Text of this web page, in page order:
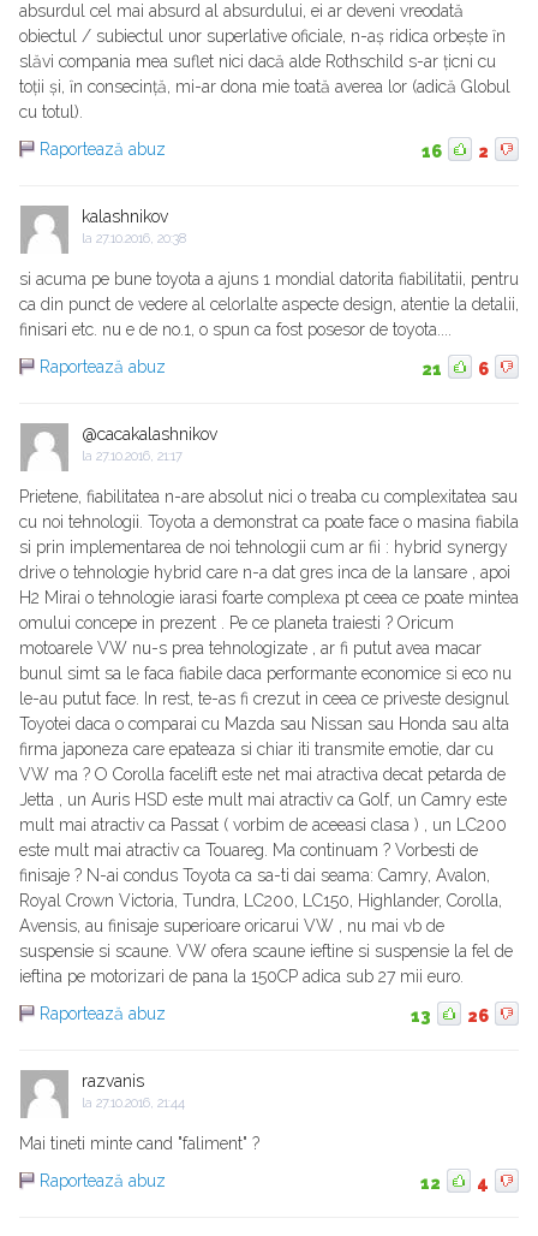
absurdul cel mai absurd al absurdului, ei ar deveni vreodată
obiectul / subiectul unor superlative oficiale, n-aș ridica orbește ȋn
slăvi compania mea suflet nici dacă alde Rothschild s-ar țicni cu
toții și, ȋn consecință, mi-ar dona mie toată averea lor (adică Globul
cu totul).
Raportează abuz
16 2
kalashnikov
la 27.10.2016, 20:38
si acuma pe bune toyota a ajuns 1 mondial datorita fiabilitatii, pentru
ca din punct de vedere al celorlalte aspecte design, atentie la detalii,
finisari etc. nu e de no.1, o spun ca fost posesor de toyota....
Raportează abuz
21 6
@cacakalashnikov
la 27.10.2016, 21:17
Prietene, fiabilitatea n-are absolut nici o treaba cu complexitatea sau
cu noi tehnologii. Toyota a demonstrat ca poate face o masina fiabila
si prin implementarea de noi tehnologii cum ar fii : hybrid synergy
drive o tehnologie hybrid care n-a dat gres inca de la lansare , apoi
H2 Mirai o tehnologie iarasi foarte complexa pt ceea ce poate mintea
omului concepe in prezent . Pe ce planeta traiesti ? Oricum
motoarele VW nu-s prea tehnologizate , ar fi putut avea macar
bunul simt sa le faca fiabile daca performante economice si eco nu
le-au putut face. In rest, te-as fi crezut in ceea ce priveste designul
Toyotei daca o comparai cu Mazda sau Nissan sau Honda sau alta
firma japoneza care epateaza si chiar iti transmite emotie, dar cu
VW ma ? O Corolla facelift este net mai atractiva decat petarda de
Jetta , un Auris HSD este mult mai atractiv ca Golf, un Camry este
mult mai atractiv ca Passat ( vorbim de aceeasi clasa ) , un LC200
este mult mai atractiv ca Touareg. Ma continuam ? Vorbesti de
finisaje ? N-ai condus Toyota ca sa-ti dai seama: Camry, Avalon,
Royal Crown Victoria, Tundra, LC200, LC150, Highlander, Corolla,
Avensis, au finisaje superioare oricarui VW , nu mai vb de
suspensie si scaune. VW ofera scaune ieftine si suspensie la fel de
ieftina pe motorizari de pana la 150CP adica sub 27 mii euro.
Raportează abuz
13 26
razvanis
la 27.10.2016, 21:44
Mai tineti minte cand "faliment" ?
Raportează abuz
12 4